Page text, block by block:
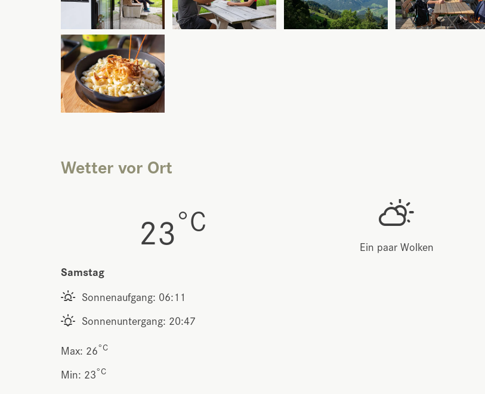
Wetter vor Ort
Ein paar Wolken
23°C
Samstag
Sonnenaufgang: 06:11
Sonnenuntergang: 20:47
Max: 26°C
Min: 23°C